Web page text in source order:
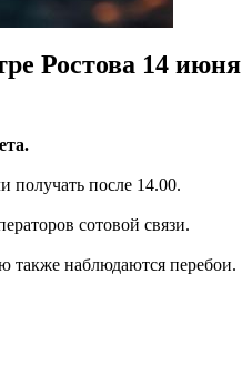
Ростова 14 июня
получать после 14.00.
сотовой связи.
также наблюдаются перебои.